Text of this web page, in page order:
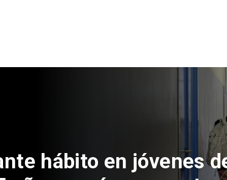
creación del Parque